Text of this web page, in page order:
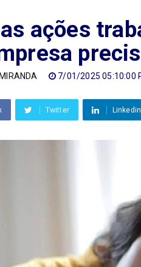
ações
7/01/2025 05:10:00
Twitter Linkedin